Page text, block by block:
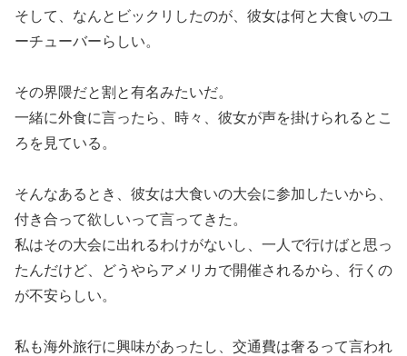
そして、なんとビックリしたのが、彼女は何と大食いのユ
ーチューバーらしい。
その界隈だと割と有名みたいだ。
一緒に外食に言ったら、時々、彼女が声を掛けられるとこ
ろを見ている。
そんなあるとき、彼女は大食いの大会に参加したいから、
付き合って欲しいって言ってきた。
私はその大会に出れるわけがないし、一人で行けばと思っ
たんだけど、どうやらアメリカで開催されるから、行くの
が不安らしい。
私も海外旅行に興味があったし、交通費は奢るって言われ